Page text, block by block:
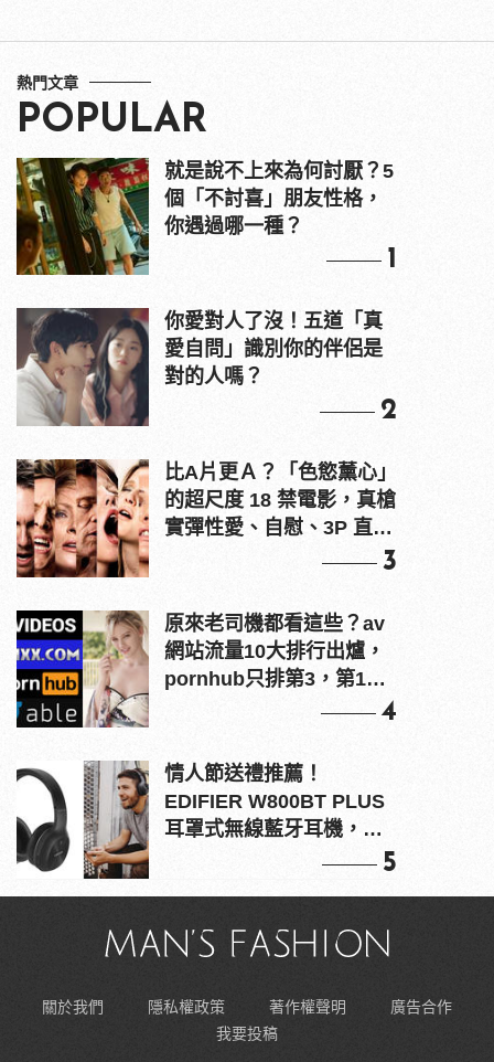
熱門文章
POPULAR
就是說不上來為何討厭？5
個「不討喜」朋友性格，
你遇過哪一種？
1
你愛對人了沒！五道「真
愛自問」識別你的伴侶是
對的人嗎？
2
比A片更Ａ？「色慾薰心」
的超尺度 18 禁電影，真槍
實彈性愛、自慰、3P 直接
3
原來老司機都看這些？av
網站流量10大排行出爐，
pornhub只排第3，第1名
4
情人節送禮推薦！
EDIFIER W800BT PLUS
耳罩式無線藍牙耳機，在
5
關於我們 隱私權政策 著作權聲明
廣告合作
我要投稿